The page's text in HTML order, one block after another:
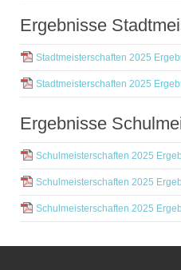
Ergebnisse
Stadtmeisterschaften 2025
Stadtmeisterschaften 2025
Ergebnisse
Schulmeisterschaften 2025
Schulmeisterschaften 2025
Schulmeisterschaften 2025